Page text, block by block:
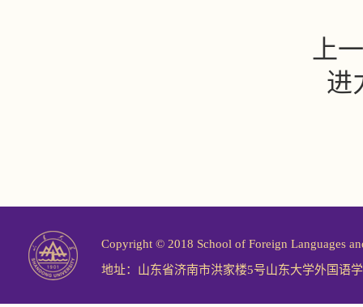
上
进
Copyright © 2018 School of Foreign Languages
地址：山东省济南市洪家楼5号山东大学外国语